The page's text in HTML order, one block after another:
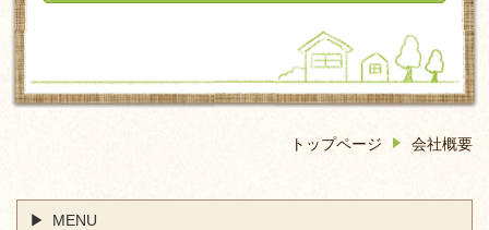
トップページ 会社概要
MENU